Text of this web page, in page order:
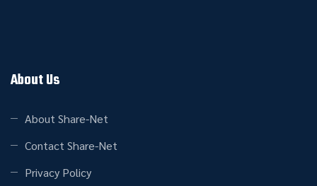
About Us
About Share-Net
Contact Share-Net
Privacy Policy